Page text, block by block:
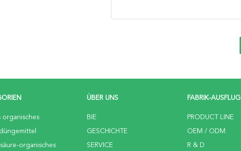
organisches
organisches
ÜBER UNS
BIE
GESCHICHTE
SERVICE
FABRIK-AUSFLUG
PRODUCT LINE
OEM / ODM
R & D